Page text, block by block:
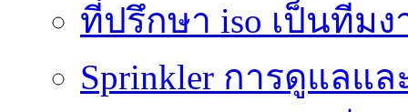
ที่ปรึกษา iso เป็นทีม
Sprinkler การดูแลแ